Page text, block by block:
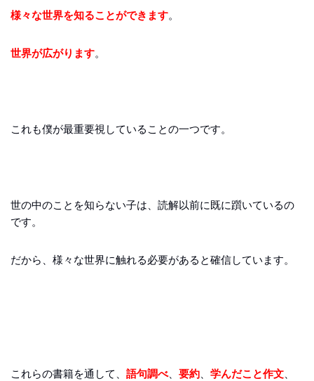
様々な世界を知ることができます。
世界が広がります。
これも僕が最重要視していることの一つです。
世の中のことを知らない子は、読解以前に既に躓いているの
です。
だから、様々な世界に触れる必要があると確信しています。
これらの書籍を通して、 語句調べ、 要約 学んだこと作文